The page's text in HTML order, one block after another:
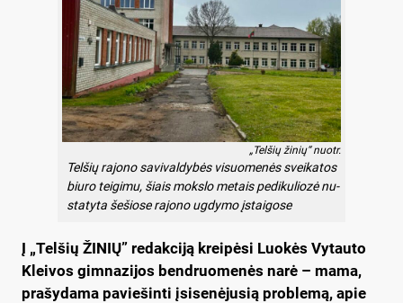
„Telšių žinių“ nuotr.
Tel­šių ra­jo­no sa­vi­val­dy­bės vi­suo­me­nės svei­ka­tos
biu­ro teigimu, šiais moks­lo me­tais pe­di­ku­lio­zė nu­
sta­ty­ta še­šio­se ra­jo­no ug­dy­mo įstai­go­se
Į „Tel­šių ŽI­NIŲ” re­dak­ci­ją krei­pė­si Luo­kės Vy­tau­to
Klei­vos gim­na­zi­jos bend­ruo­me­nės na­rė – ma­ma,
pra­šy­da­ma pa­vie­šin­ti įsi­se­nė­ju­sią pro­ble­mą, apie